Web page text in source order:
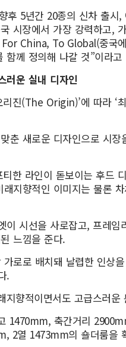
후 5년간 20종의 신차 출시
시장에서 가장 강력하고,
China, To Global(중국
함께 정의해 나갈 것”이라고
러운 실내 디자인
리진(The Origin)’에 따라
춘 새로운 디자인으로 시장
한 라인이 돋보이는 후드
지향적인 이미지는 물론
시선을 사로잡고, 프레임
느낌을 준다.
로로 배치돼 날렵한 인상
.
향적이면서도 고급스러운
1470mm, 축간거리
2열 1473mm의 숄더룸을